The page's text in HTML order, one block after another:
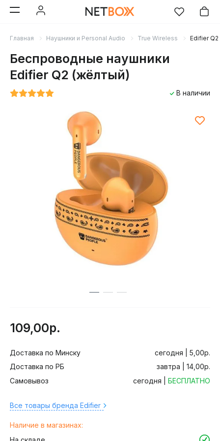
Главная Наушники и Personal Audio True Wireless Edifier
Беспроводные наушники
Edifier Q2 (жёлтый)
В наличии
109,00р.
Доставка по Минску
сегодня | 5,00р.
Доставка по РБ
завтра | 14,00р.
Самовывоз
сегодня | БЕСПЛАТНО
Все товары бренда Edifier
Наличие в магазинах: